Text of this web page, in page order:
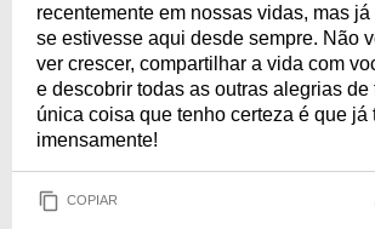
recentemente em nossas vidas, mas
se estivesse aqui desde sempre. Não
ver crescer, compartilhar a vida com
e descobrir todas as outras alegrias de
única coisa que tenho certeza é que já
imensamente!
COPIAR